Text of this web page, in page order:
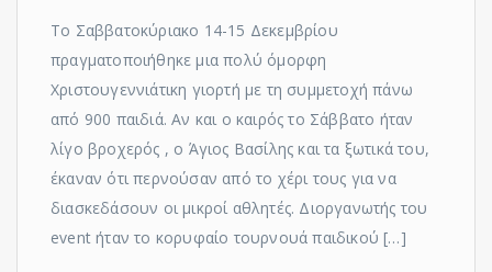
Το Σαββατοκύριακο 14-15 Δεκεμβρίου
πραγματοποιήθηκε μια πολύ όμορφη
Χριστουγεννιάτικη γιορτή με τη συμμετοχή πάνω
από 900 παιδιά. Αν και ο καιρός το Σάββατο ήταν
λίγο βροχερός , ο Άγιος Βασίλης και τα ξωτικά του,
έκαναν ότι περνούσαν από το χέρι τους για να
διασκεδάσουν οι μικροί αθλητές. Διοργανωτής του
event ήταν το κορυφαίο τουρνουά παιδικού […]